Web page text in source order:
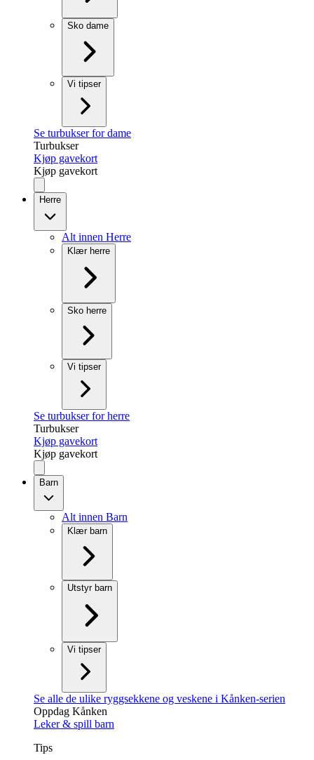
Sko dame
Vi tipser
Se turbukser for dame
Turbukser
Kjøp gavekort
Kjøp gavekort
Herre
Alt innen Herre
Klær herre
Sko herre
Vi tipser
Se turbukser for herre
Turbukser
Kjøp gavekort
Kjøp gavekort
Barn
Alt innen Barn
Klær barn
Utstyr barn
Vi tipser
Se alle de ulike ryggsekkene og veskene i Kånken-serien
Oppdag Kånken
Leker & spill barn
Tips